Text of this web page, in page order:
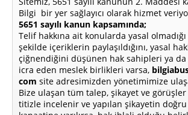
Bilgi bir yer sağlayıcı olarak hizmet
5651 sayılı kanun kapsamında;
Telif hakkına ait konularda yasal
şekilde içeriklerin paylaşıldığını, yasal
çiğnendiğini düşünen hak sahipleri ya da
icra eden meslek birlikleri varsa,
com site adresimizden yönetimimize
Bize ulaşan tüm talep, şikayet ve
titizle incelenir ve yapılan şikayetin